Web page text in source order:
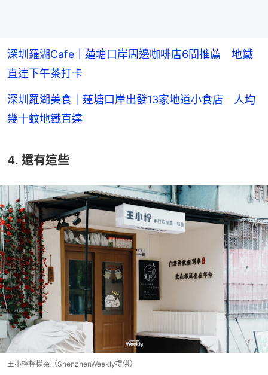
深圳羅湖Cafe｜蓮塘口岸周邊咖啡店6間推薦 地鐵
直達下午茶打卡
深圳羅湖美食｜蓮塘口岸出發13家地道小食店 人均
幾十蚊地鐵直達
4. 還有這些
王小檸檸檬茶（ShenzhenWeekly提供）